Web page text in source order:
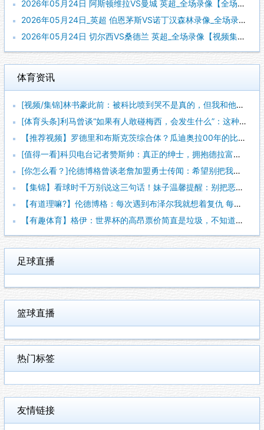
2026年05月24日 阿斯顿维拉VS曼城 英超_全场录像【全场回放】
2026年05月24日_英超 伯恩茅斯VS诺丁汉森林录像_全场录像【高清回放】
2026年05月24日 切尔西VS桑德兰 英超_全场录像【视频集锦】
体育资讯
[视频/集锦]林书豪此前：被科比喷到哭不是真的，但我和他曾五
[体育头条]利马曾谈“如果有人敢碰梅西，会发生什么”：这种凝
【推荐视频】罗德里和布斯克茨综合体？瓜迪奥拉00年的比赛风格
[值得一看]科贝电台记者赞斯帅：真正的绅士，拥抱德拉富恩特+
[你怎么看？]伦德博格曾谈老詹加盟勇士传闻：希望别把我交易了
【集锦】看球时千万别说这三句话！妹子温馨提醒：别把恶趣味当成
【有道理嘛?】伦德博格：每次遇到布泽尔我就想着复仇 每次裁判
【有趣体育】格伊：世界杯的高昂票价简直是垃圾，不知道国际足联
足球直播
篮球直播
热门标签
友情链接